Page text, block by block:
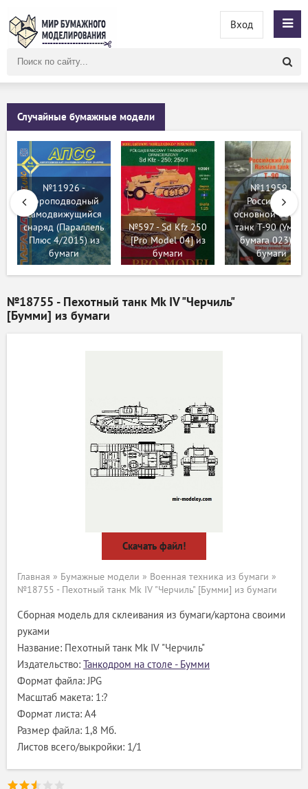
сайту
Вход
Случайные бумажные модели
№11926 -
Аэроподводный
самодвижущийся
снаряд (Параллель
Плюс 4/2015) из
бумаги
№597 - Sd Kfz 250
[Pro Model 04] из
бумаги
№11959 -
Российский
основной
танк Т-90 (Умная
бумага 023) из
бумаги
№18755 - Пехотный танк Mk IV "Черчиль"
[Бумми] из бумаги
Скачать файл!
Главная » Бумажные модели » Военная техника из бумаги »
№18755 - Пехотный танк Mk IV "Черчиль" [Бумми] из бумаги
Сборная модель для склеивания из бумаги/картона своими
руками
Название: Пехотный танк Mk IV "Черчиль"
Издательство: Танкодром на столе - Бумми
Формат файла: JPG
Масштаб макета: 1:?
Формат листа: А4
Размер файла: 1,8 Мб.
Листов всего/выкройки: 1/1